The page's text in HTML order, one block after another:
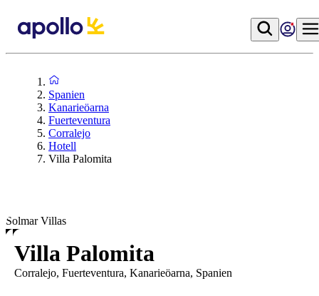
Spanien
Kanarieöarna
Fuerteventura
Corralejo
Hotell
Villa Palomita
Solmar Villas
Villa Palomita
Corralejo, Fuerteventura, Kanarieöarna, Spanien